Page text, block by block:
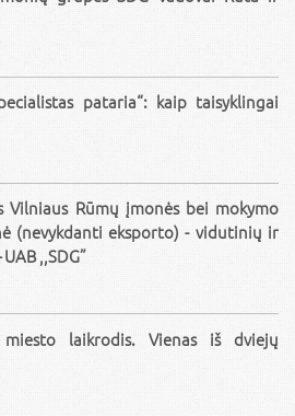
pataria“: kaip taisyklingai
Vilniaus Rūmų įmonės bei mokymo
(nevykdanti eksporto) - vidutinių ir
,,SDG”
laikrodis. Vienas iš dviejų